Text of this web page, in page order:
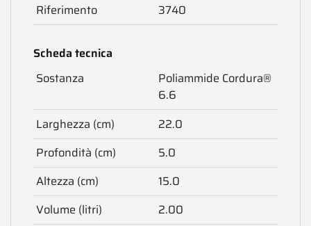
Riferimento
3740
Scheda tecnica
Sostanza
Poliammide Cordura®
6.6
Larghezza (cm)
22.0
Profondità (cm)
5.0
Altezza (cm)
15.0
Volume (litri)
2.00